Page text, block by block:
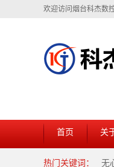
欢迎访问烟台科杰数
首页 关
热门关键词： 无